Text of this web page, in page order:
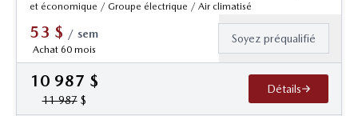
et économique / Groupe électrique / Air climatisé
53 $ / sem
Achat 60 mois
Soyez préqualifié
10 987 $
11 987$
Détails